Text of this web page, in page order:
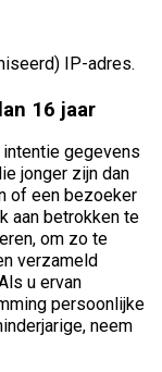
IP-adres.
16 jaar
gegevens
jonger zijn dan
of een bezoeker
aan betrokken te
om zo te
verzameld
u ervan
persoonlijke
neem